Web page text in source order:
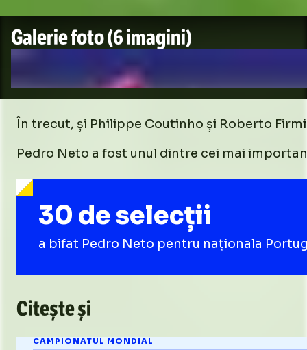
Galerie foto(6 imagini)
În trecut, și Philippe Coutinho și Roberto
Pedro Neto a fost unul dintre cei mai
30 de selecții
a bifat Pedro Neto pentru naționala
Citește și
CAMPIONATUL MONDIAL